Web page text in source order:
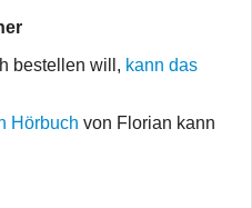
bestellen will, kann das
Hörbuch von Florian kann